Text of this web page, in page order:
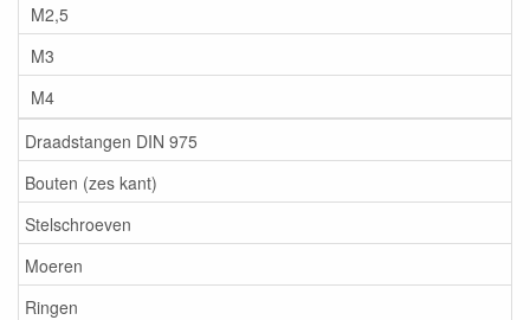
M2,5
M3
M4
Draadstangen DIN 975
Bouten (zes kant)
Stelschroeven
Moeren
Ringen